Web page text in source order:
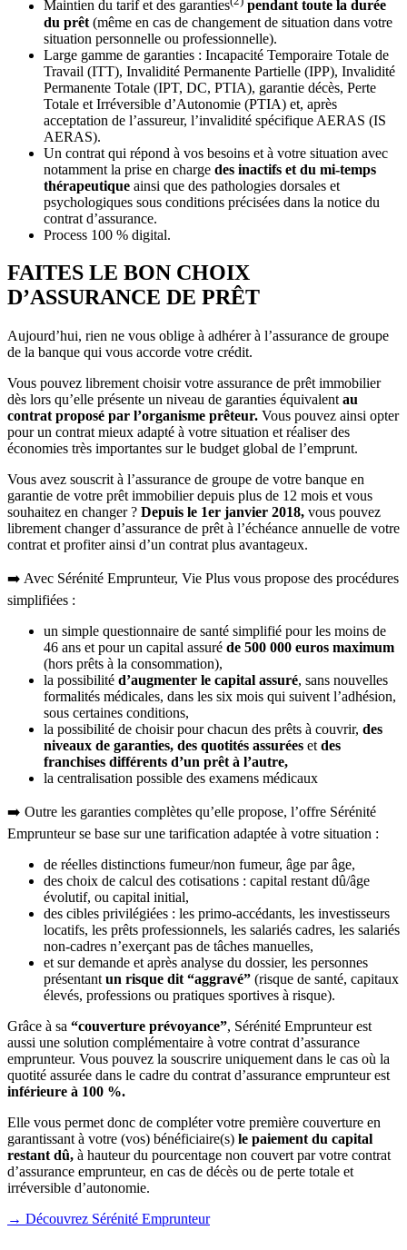
Maintien du tarif et des garanties
pendant toute la durée
du prêt (même en cas de changement de situation dans votre
situation personnelle ou professionnelle).
Large gamme de garanties : Incapacité Temporaire Totale de
Travail (ITT), Invalidité Permanente Partielle (IPP), Invalidité
Permanente Totale (IPT, DC, PTIA), garantie décès, Perte
Totale et Irréversible d’Autonomie (PTIA) et, après
acceptation de l’assureur, l’invalidité spécifique AERAS (IS
AERAS).
Un contrat qui répond à vos besoins et à votre situation avec
notamment la prise en charge des inactifs et du mi-temps
thérapeutique ainsi que des pathologies dorsales et
psychologiques sous conditions précisées dans la notice du
contrat d’assurance.
Process 100 % digital.
FAITES LE BON CHOIX
D’ASSURANCE DE PRÊT
Aujourd’hui, rien ne vous oblige à adhérer à l’assurance de groupe
de la banque qui vous accorde votre crédit.
Vous pouvez librement choisir votre assurance de prêt immobilier
dès lors qu’elle présente un niveau de garanties équivalent au
contrat proposé par l’organisme prêteur. Vous pouvez ainsi opter
pour un contrat mieux adapté à votre situation et réaliser des
économies très importantes sur le budget global de l’emprunt.
Vous avez souscrit à l’assurance de groupe de votre banque en
garantie de votre prêt immobilier depuis plus de 12 mois et vous
souhaitez en changer ? Depuis le 1er janvier 2018, vous pouvez
librement changer d’assurance de prêt à l’échéance annuelle de votre
contrat et profiter ainsi d’un contrat plus avantageux.
➡️ Avec Sérénité Emprunteur, Vie Plus vous propose des procédures
simplifiées :
un simple questionnaire de santé simplifié pour les moins de
46 ans et pour un capital assuré de 500 000 euros maximum
(hors prêts à la consommation),
la possibilité d’augmenter le capital assuré, sans nouvelles
formalités médicales, dans les six mois qui suivent l’adhésion,
sous certaines conditions,
la possibilité de choisir pour chacun des prêts à couvrir, des
niveaux de garanties, des quotités assurées et des
franchises différents d’un prêt à l’autre,
la centralisation possible des examens médicaux
➡️ Outre les garanties complètes qu’elle propose, l’offre Sérénité
Emprunteur se base sur une tarification adaptée à votre situation :
de réelles distinctions fumeur/non fumeur, âge par âge,
des choix de calcul des cotisations : capital restant dû/âge
évolutif, ou capital initial,
des cibles privilégiées : les primo-accédants, les investisseurs
locatifs, les prêts professionnels, les salariés cadres, les salariés
non-cadres n’exerçant pas de tâches manuelles,
et sur demande et après analyse du dossier, les personnes
présentant un risque dit “aggravé” (risque de santé, capitaux
élevés, professions ou pratiques sportives à risque).
Grâce à sa “couverture prévoyance”, Sérénité Emprunteur est
aussi une solution complémentaire à votre contrat d’assurance
emprunteur. Vous pouvez la souscrire uniquement dans le cas où la
quotité assurée dans le cadre du contrat d’assurance emprunteur est
inférieure à 100 %.
Elle vous permet donc de compléter votre première couverture en
garantissant à votre (vos) bénéficiaire(s) le paiement du capital
restant dû, à hauteur du pourcentage non couvert par votre contrat
d’assurance emprunteur, en cas de décès ou de perte totale et
irréversible d’autonomie.
→ Découvrez Sérénité Emprunteur